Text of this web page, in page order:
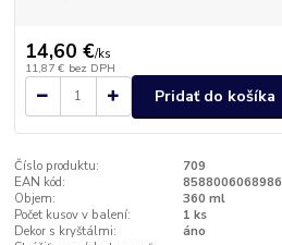
14,60 €/ks
11,87 € bez DPH
Pridať do košíka
Číslo produktu:
709
EAN kód:
8588006068986
Objem:
360 ml
Počet kusov v balení:
1 ks
Dekor s kryštálmi:
áno